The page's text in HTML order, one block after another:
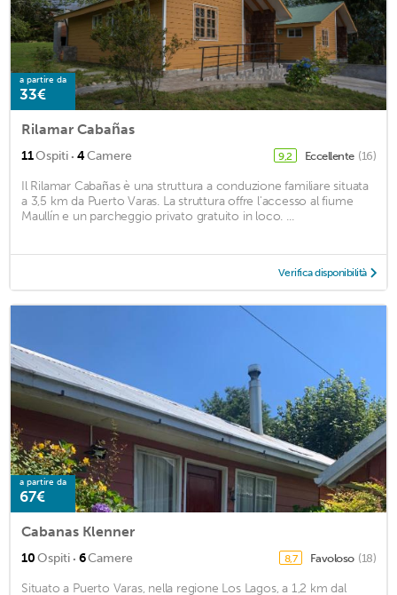
a partire da
33€
Rilamar Cabañas
11Ospiti · 4Camere 9,2 Eccellente (16)
Il Rilamar Cabañas è una struttura a conduzione familiare situata
a 3,5 km da Puerto Varas. La struttura offre l'accesso al fiume
Maullín e un parcheggio privato gratuito in loco. ...
Verifica disponibilità
a partire da
67€
Cabanas Klenner
10Ospiti · 6Camere 8,7 Favoloso (18)
Situato a Puerto Varas, nella regione Los Lagos, a 1,2 km dal